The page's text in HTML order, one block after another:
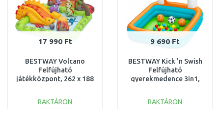
17 990 Ft
BESTWAY Volcano
Felfújható
játékközpont, 262 x 188
RAKTÁRON
9 690 Ft
BESTWAY Kick 'n Swish
Felfújható
gyerekmedence 3in1,
RAKTÁRON